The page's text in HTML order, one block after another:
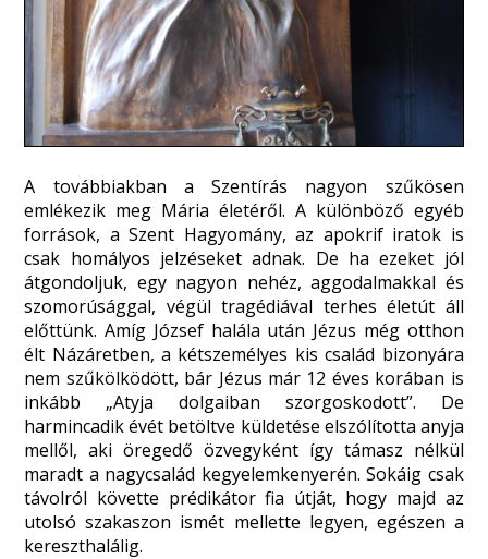
A továbbiakban a Szentírás nagyon szűkösen
emlékezik meg Mária életéről. A különböző egyéb
források, a Szent Hagyomány, az apokrif iratok is
csak homályos jelzéseket adnak. De ha ezeket jól
átgondoljuk, egy nagyon nehéz, aggodalmakkal és
szomorúsággal, végül tragédiával terhes életút áll
előttünk. Amíg József halála után Jézus még otthon
élt Názáretben, a kétszemélyes kis család bizonyára
nem szűkölködött, bár Jézus már 12 éves korában is
inkább „Atyja dolgaiban szorgoskodott”. De
harmincadik évét betöltve küldetése elszólította anyja
mellől, aki öregedő özvegyként így támasz nélkül
maradt a nagycsalád kegyelemkenyerén. Sokáig csak
távolról követte prédikátor fia útját, hogy majd az
utolsó szakaszon ismét mellette legyen, egészen a
kereszthalálig.